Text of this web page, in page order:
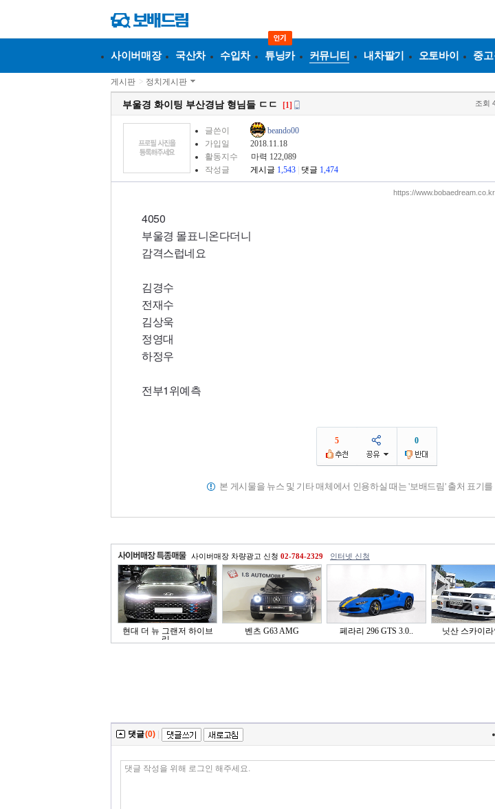
사이버매장 국산차 수입차 튜닝카 커뮤니티 내차팔기 오토바이 중
게시판 > 정치게시판
부울경 화이팅 부산경남 형님들 ㄷㄷ [1] 조회
글쓴이
beando00
가입일
2018.11.18
활동지수
마력 122,089
작성글
게시글 1,543 댓글 1,474
https://
4050
부울경 몰표니온다더니
감격스럽네요
김경수
전재수
김상욱
정영대
하정우
전부1위예측
5 0
본 게시물을 뉴스 및 기타 매체에서 인용하실 때는 '보배드림' 출처 표기
사이버매장 차량광고 신청 02-784-2329 인터넷 신청
현대 더 뉴 그랜저 하이브
리..
벤츠 G63 AMG 페라리 296 GTS 3.0.. 닛산 스카이라
댓글(0)